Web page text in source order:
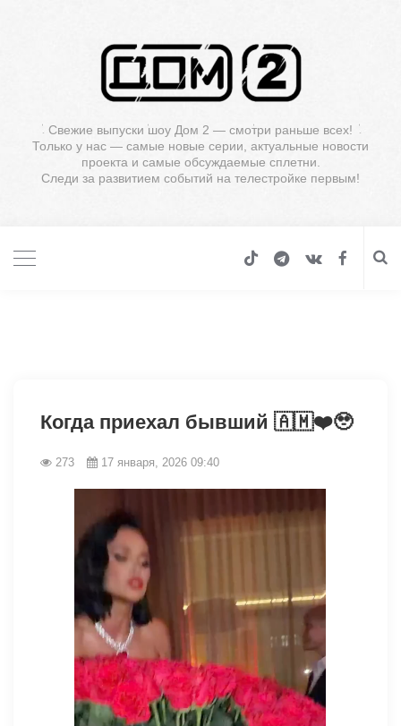
Свежие выпуски шоу Дом 2 — смотри раньше всех!
Только у нас — самые новые серии, актуальные новости
проекта и самые обсуждаемые сплетни.
Следи за развитием событий на телестройке первым!
Когда приехал бывший 🇦🇲❤️🥹
273 17 января, 2026 09:40